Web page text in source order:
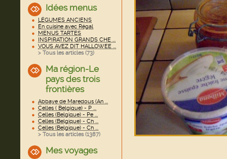
Idées menus
LÉGUMES ANCIENS
En cuisine avec Régal
MENUS TARTES
INSPIRATION GRANDS CHE ...
VOUS AVEZ DIT HALLOWEE ...
> Tous les articles (73)
Ma région-Le
pays des trois
frontières
Abbaye de Maredous (An ...
Celles ( Belgique) - P ...
Celles (Belgique) - Pe ...
Celles (Belgique) - Ch ...
Celles (Belgique) - Ch ...
> Tous les articles (1387)
Mes voyages